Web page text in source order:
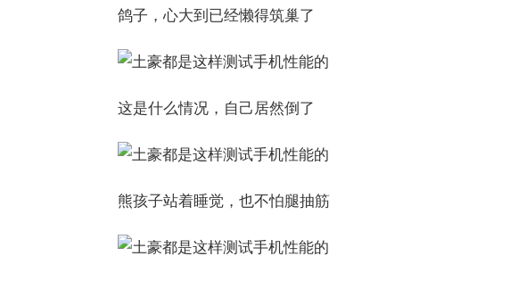
鸽子，心大到已经懒得筑巢了
这是什么情况，自己居然倒了
熊孩子站着睡觉，也不怕腿抽筋